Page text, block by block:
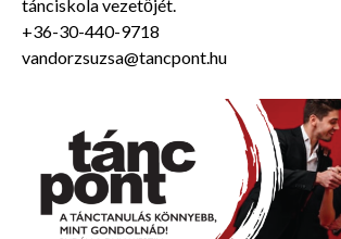
tánciskola vezetőjét.
+36-30-440-9718
vandorzsuzsa@tancpont.hu